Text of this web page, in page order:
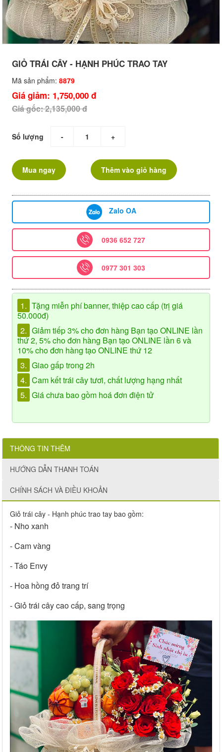
GIỎ TRÁI CÂY - HẠNH PHÚC TRAO TAY
Mã sản phẩm: 8879
Giá giảm: 1,750,000 đ
Giá gốc: 2,135,000 đ
Số lượng - +
Mua ngay Thêm vào giỏ hàng
Zalo OA
0936 652 727
0977 301 303
1. Tặng miễn phí banner, thiệp cao cấp (trị giá
50.000đ)
2. Giảm tiếp 3% cho đơn hàng Bạn tạo ONLINE lần
thứ 2, 5% cho đơn hàng Bạn tạo ONLINE lần 6 và
10% cho đơn hàng tạo ONLINE thứ 12
3. Giao gấp trong 2h
4. Cam kết trái cây tươi, chất lượng hạng nhất
5. Giá chưa bao gồm hoá đơn điện tử
THÔNG TIN THÊM
HƯỚNG DẪN THANH TOÁN
CHÍNH SÁCH VÀ ĐIỀU KHOẢN
Giỏ trái cây - Hạnh phúc trao tay bao gồm:
- Nho xanh
- Cam vàng
- Táo Envy
- Hoa hồng đỏ trang trí
- Giỏ trái cây cao cấp, sang trọng